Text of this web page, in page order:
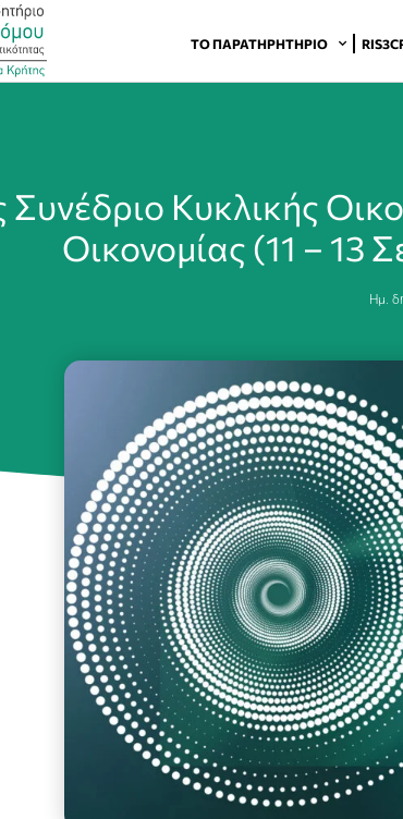
ΤΟ ΠΑΡΑΤΗΡΗΤΉΡΙΟ
Συνέδριο Κυκλικής
Οικονομίας (11 – 13
Ημ.